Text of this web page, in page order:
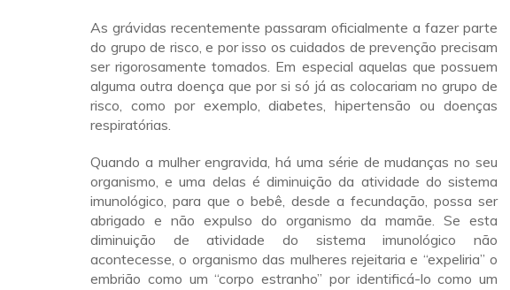
As grávidas recentemente passaram oficialmente a fazer parte
do grupo de risco, e por isso os cuidados de prevenção precisam
ser rigorosamente tomados. Em especial aquelas que possuem
alguma outra doença que por si só já as colocariam no grupo de
risco, como por exemplo, diabetes, hipertensão ou doenças
respiratórias.
Quando a mulher engravida, há uma série de mudanças no seu
organismo, e uma delas é diminuição da atividade do sistema
imunológico, para que o bebê, desde a fecundação, possa ser
abrigado e não expulso do organismo da mamãe. Se esta
diminuição de atividade do sistema imunológico não
acontecesse, o organismo das mulheres rejeitaria e “expeliria” o
embrião como um “corpo estranho” por identificá-lo como um